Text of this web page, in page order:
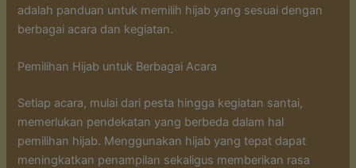
adalah panduan untuk memilih hijab yang sesuai dengan
berbagai acara dan kegiatan.
Pemilihan Hijab untuk Berbagai Acara
Setiap acara, mulai dari pesta hingga kegiatan santai,
memerlukan pendekatan yang berbeda dalam hal
pemilihan hijab. Menggunakan hijab yang tepat dapat
meningkatkan penampilan sekaligus memberikan rasa